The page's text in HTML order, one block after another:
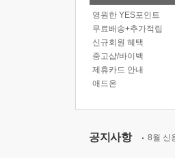
영원한 YES포인트
무료배송+추가적립
신규회원 혜택
중고샵/바이백
제휴카드 안내
애드온
공지사항 8월 신